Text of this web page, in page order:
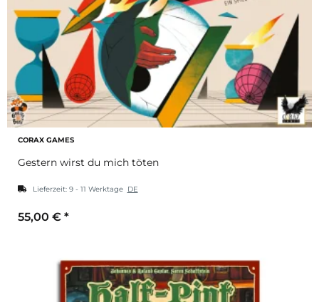
CORAX GAMES
Gestern wirst du mich töten
Lieferzeit: 9 - 11 Werktage DE
55,00 € *